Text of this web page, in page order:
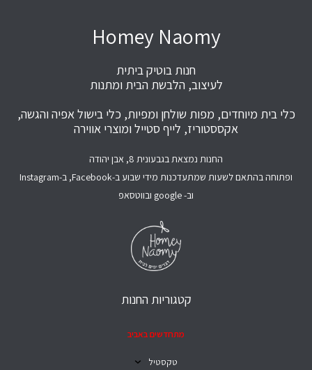
Homey Naomy
חנות בוטיק ביתית
לעיצוב, הלבשת הבית ומתנות
כלי בית מיוחדים, מפות שולחן ומפיות, כלי בישול אפיה והגשה,
אקססטוריז, לייף סטייל ומוצרי אווירה
החנות נמצאת בגבעונית 8, אבן יהודה
ופתוחה בהתאם לשעות שמתעדכנות מידי שבוע ב-Facebook, ב-Instagram
וב- google ובווטסאפ
קטגוריות החנות
מתחדשים באביב
טקסטיל